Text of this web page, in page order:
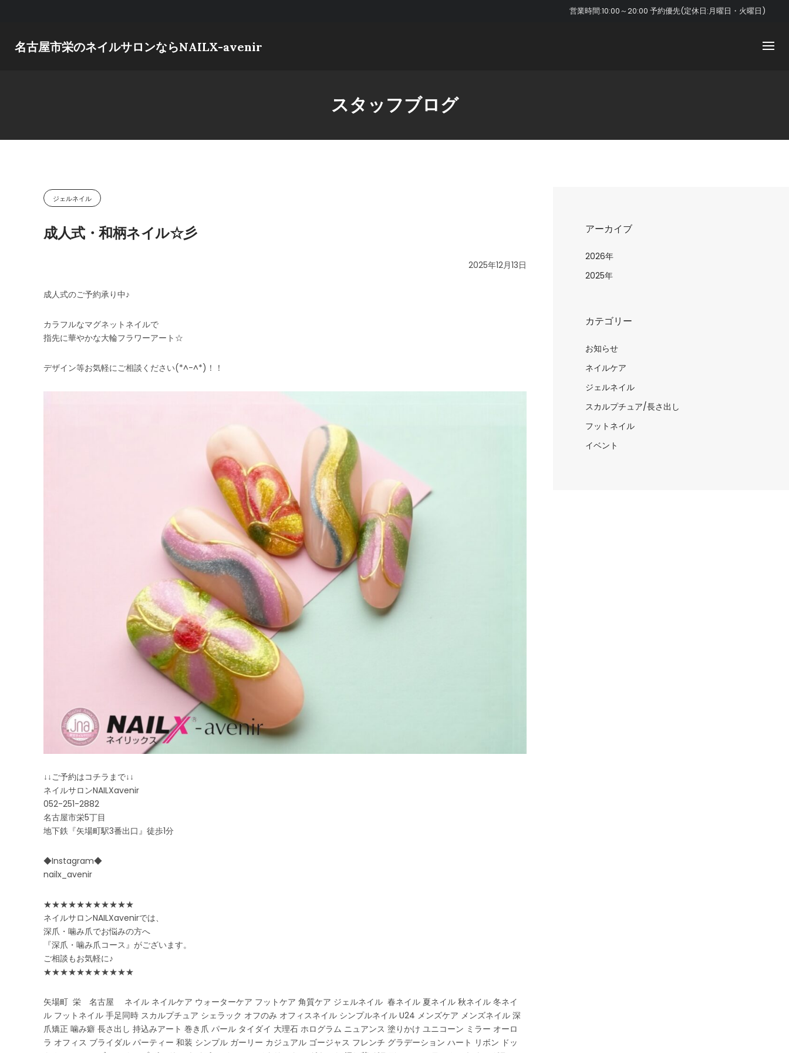
営業時間:10:00～20:00 予約優先(定休日:月曜日・火曜日)
名古屋市栄のネイルサロンならNAILX-avenir
スタッフブログ
ジェルネイル
成人式・和柄ネイル☆彡
2025年12月13日
成人式のご予約承り中♪
カラフルなマグネットネイルで
指先に華やかな大輪フラワーアート☆
デザイン等お気軽にご相談ください(*^-^*)！！
↓↓ご予約はコチラまで↓↓
ネイルサロンNAILXavenir
052-251-2882
名古屋市栄5丁目
地下鉄『矢場町駅3番出口』徒歩1分
◆Instagram◆
nailx_avenir
★★★★★★★★★★★
ネイルサロンNAILXavenirでは、
深爪・噛み爪でお悩みの方へ
『深爪・噛み爪コース』がございます。
ご相談もお気軽に♪
★★★★★★★★★★★
矢場町 栄 名古屋 ネイル ネイルケア ウォーターケア フットケア 角質ケア ジェルネイル 春ネイル 夏ネイル 秋ネイル 冬ネイ
ル フットネイル 手足同時 スカルプチュア シェラック オフのみ オフィスネイル シンプルネイル U24 メンズケア メンズネイル 深
爪矯正 噛み癖 長さ出し 持込みアート 巻き爪 パール タイダイ 大理石 ホログラム ニュアンス 塗りかけ ユニコーン ミラー オーロ
ラ オフィス ブライダル パーティー 和装 シンプル ガーリー カジュアル ゴージャス フレンチ グラデーション ハート リボン ドッ
アーカイブ
2026年
2025年
カテゴリー
お知らせ
ネイルケア
ジェルネイル
スカルプチュア/長さ出し
フットネイル
イベント